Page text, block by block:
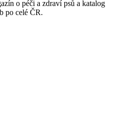
o péči a zdraví psů a katalog
po celé ČR.